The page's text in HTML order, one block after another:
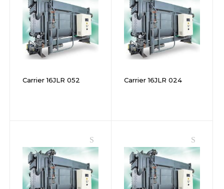
Carrier 16JLR 052 Carrier 16JLR 024